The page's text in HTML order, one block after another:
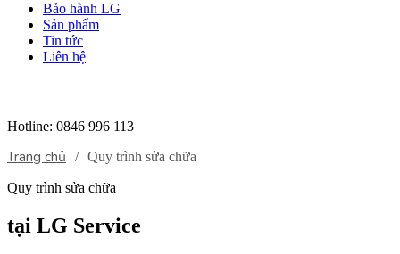
Bảo hành LG
Sản phẩm
Tin tức
Liên hệ
Hotline: 0846 996 113
Trang chủ / Quy trình sửa chữa
Quy trình sửa chữa
tại LG Service